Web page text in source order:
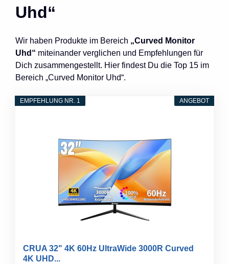
Uhd“
Wir haben Produkte im Bereich „Curved Monitor
Uhd“ miteinander verglichen und Empfehlungen für
Dich zusammengestellt. Hier findest Du die Top 15 im
Bereich „Curved Monitor Uhd“.
ANGEBOT
EMPFEHLUNG NR. 1
CRUA 32" 4K 60Hz UltraWide 3000R Curved
4K UHD...